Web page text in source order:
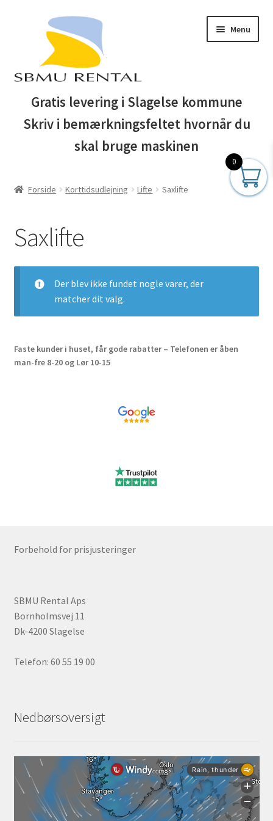
navigation
Menu
Forside
Auktionsbetingelser
Business Club
Butik
Investering franchise
Kassen
Kurv
Langtidsudlejning
Medlemmer
Min konto
Om os
Gratis levering i Slagelse kommune
Skriv i bemærkningsfeltet hvornår du
skal bruge maskinen
Forside Korttidsudlejning Lifte Saxlifte
Saxlifte
Der blev ikke fundet nogle varer, der
matcher dit valg.
Faste kunder i huset, får gode rabatter – Telefonen er åben
man-fre 8-20 og Lør 10-15
Forbehold for prisjusteringer
SBMU Rental Aps
Bornholmsvej 11
Dk-4200 Slagelse
Telefon: 60 55 19 00
Nedbørsoversigt
0